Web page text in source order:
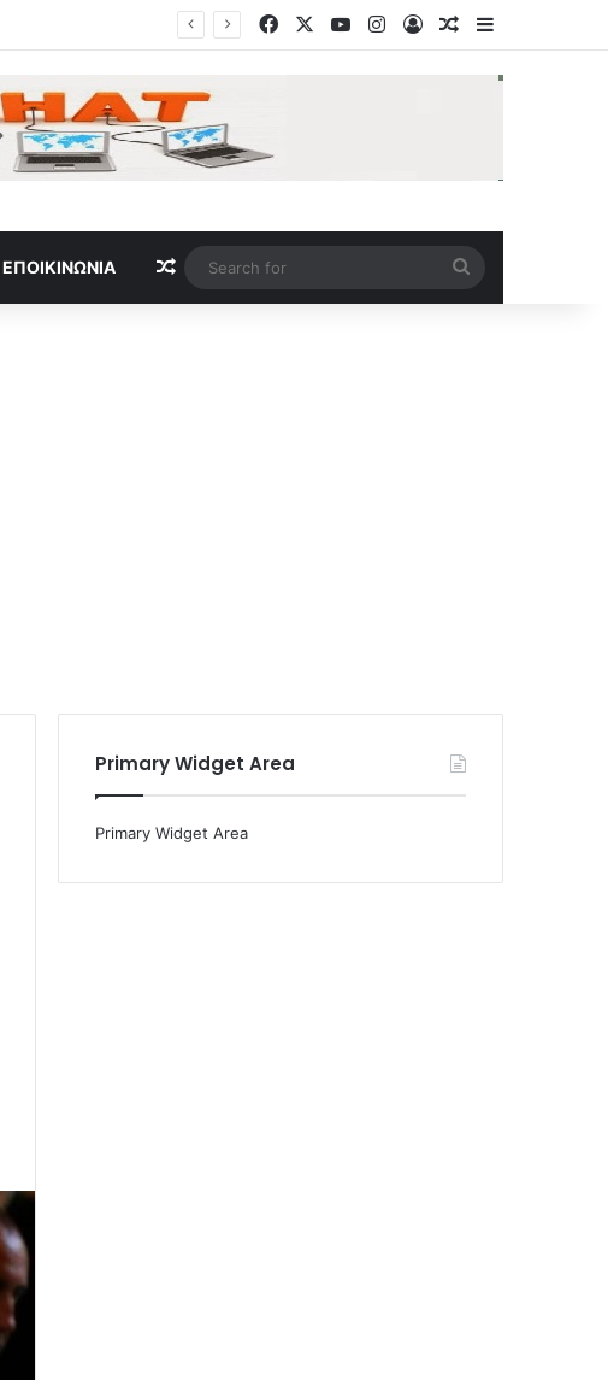
FacebookYouTubeInstagram
Log InRandom Article
Sidebar
ΕΠΟΙΚΙΝΩΝΊΑ Random Article
for
Primary Widget Area
Primary Widget Area